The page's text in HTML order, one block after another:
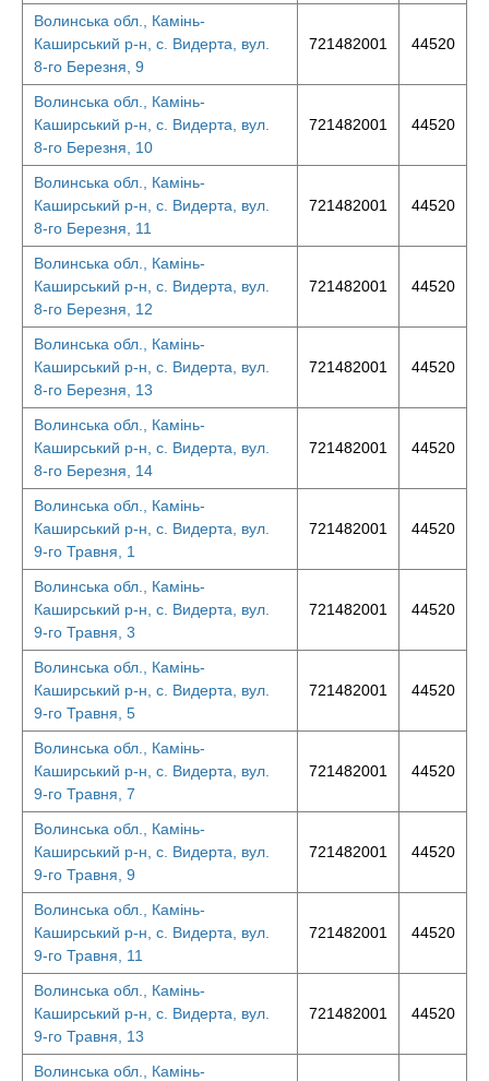
Волинська обл., Камінь-
Каширський р-н, с. Видерта, вул.
8-го Березня, 9
721482001 44520
Волинська обл., Камінь-
Каширський р-н, с. Видерта, вул.
8-го Березня, 10
721482001 44520
Волинська обл., Камінь-
Каширський р-н, с. Видерта, вул.
8-го Березня, 11
721482001 44520
Волинська обл., Камінь-
Каширський р-н, с. Видерта, вул.
8-го Березня, 12
721482001 44520
Волинська обл., Камінь-
Каширський р-н, с. Видерта, вул.
8-го Березня, 13
721482001 44520
Волинська обл., Камінь-
Каширський р-н, с. Видерта, вул.
8-го Березня, 14
721482001 44520
Волинська обл., Камінь-
Каширський р-н, с. Видерта, вул.
9-го Травня, 1
721482001 44520
Волинська обл., Камінь-
Каширський р-н, с. Видерта, вул.
9-го Травня, 3
721482001 44520
Волинська обл., Камінь-
Каширський р-н, с. Видерта, вул.
9-го Травня, 5
721482001 44520
Волинська обл., Камінь-
Каширський р-н, с. Видерта, вул.
9-го Травня, 7
721482001 44520
Волинська обл., Камінь-
Каширський р-н, с. Видерта, вул.
9-го Травня, 9
721482001 44520
Волинська обл., Камінь-
Каширський р-н, с. Видерта, вул.
9-го Травня, 11
721482001 44520
Волинська обл., Камінь-
Каширський р-н, с. Видерта, вул.
9-го Травня, 13
721482001 44520
Волинська обл., Камінь-